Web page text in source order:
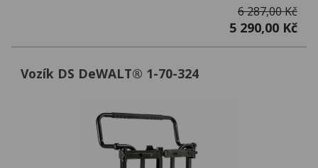
6 287,00 Kč
5 290,00 Kč
Vozík DS DeWALT® 1-70-324